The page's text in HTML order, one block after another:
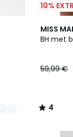
10%
MISS
BH met
59,99 €
4
/
4
/